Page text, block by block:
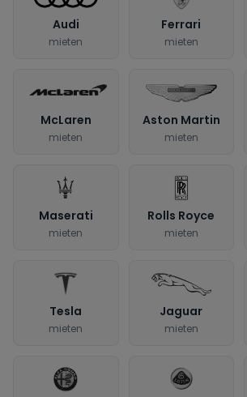
Audi
mieten
Ferrari
mieten
McLaren
mieten
Aston Martin
mieten
Maserati
mieten
Rolls Royce
mieten
Tesla
mieten
Jaguar
mieten